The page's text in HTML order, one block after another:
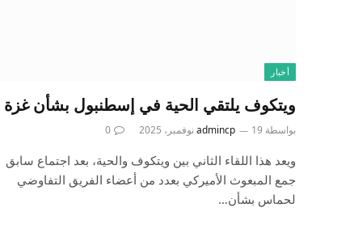
أخبار
ويتكوف يلتقي الحية في إسطنبول بشأن غزة
بواسطة admincp 19 نوفمبر، 2025 0
ويعد هذا اللقاء الثاني بين ويتكوف والحية، بعد اجتماع سابق
جمع المبعوث الأميركي بعدد من أعضاء الفريق التفاوضي
لحماس بشأن…